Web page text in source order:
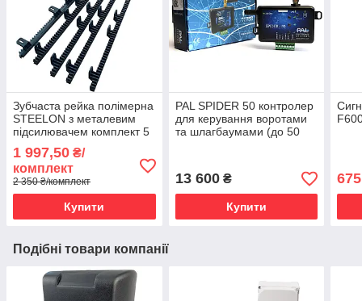
Зубчаста рейка полімерна
STEELON з металевим
підсилювачем комплект 5
метрів для відкотних воріт
до 800 кг.
1 997,50 ₴/
комплект
2 350 ₴/комплект
Купити
PAL SPIDER 50 контролер
для керування воротами
та шлагбаумами (до 50
13 600₴
Купити
675
Подібні товари компанії